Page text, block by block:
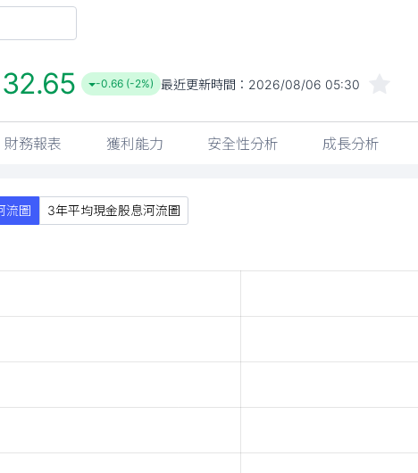
32.65 -0.66 (-2%) 最近更新時間： 2026/08/06 05:30
財務報表 獲利能力 安全性分析 成長分析
流圖 3年平均現金股息河流圖